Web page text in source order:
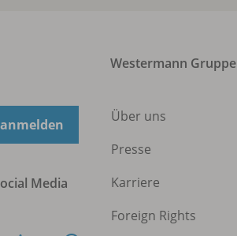
Media
Westermann Gruppe
Über uns
Presse
Karriere
Foreign Rights